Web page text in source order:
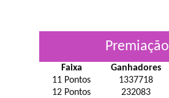
Premiação
Faixa Ganhadores
11 Pontos
1337718
12 Pontos
232083